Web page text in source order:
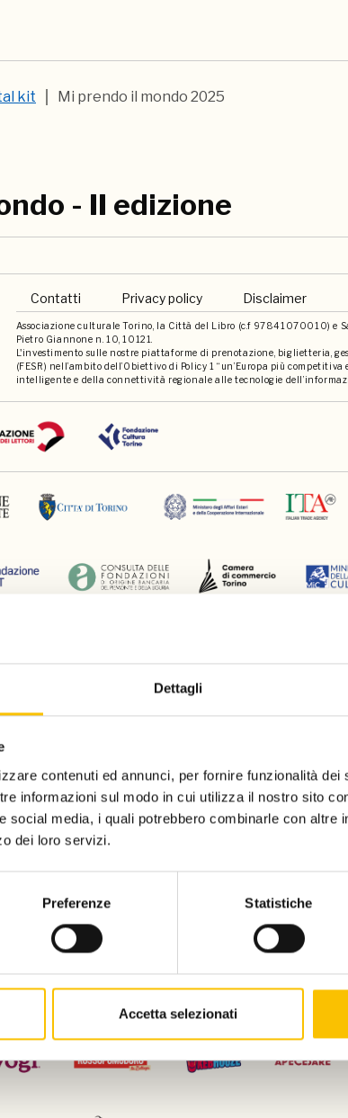
Dettagli
contenuti ed annunci, per fornire funzionalità
informazioni sul modo in cui utilizza il nostro sito
social media, i quali potrebbero combinarle con altre
dei loro servizi.
Preferenze Statistiche
Accetta selezionati
kit Mi prendo il mondo 2025
- II edizione
Associazione culturale Torino, la Città del Libro (c.f 97841070010) e
Pietro Giannone n. 10, 10121.
L'investimento sulle nostre piattaforme di prenotazione, biglietteria,
(FESR) nell’ambito dell’Obiettivo di Policy 1 “un’Europa più
intelligente e della connettività regionale alle tecnologie
Contatti Privacy policy Disclaimer
Regione ospite d'onore
Con il patrocinio di